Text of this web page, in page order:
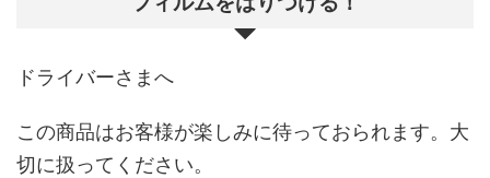
ドライバーさまへ
この商品はお客様が楽しみに待っておられます。大
切に扱ってください。